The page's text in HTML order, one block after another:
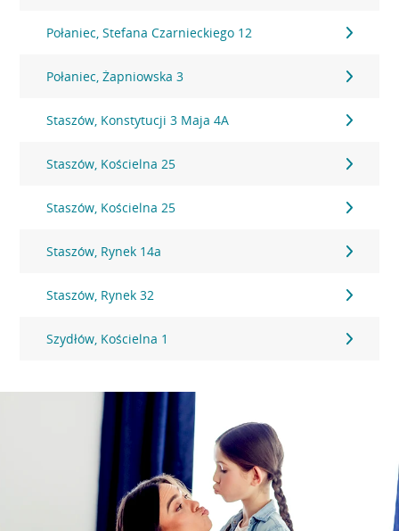
Połaniec, Stefana Czarnieckiego 12
Połaniec, Żapniowska 3
Staszów, Konstytucji 3 Maja 4A
Staszów, Kościelna 25
Staszów, Kościelna 25
Staszów, Rynek 14a
Staszów, Rynek 32
Szydłów, Kościelna 1